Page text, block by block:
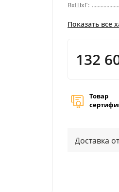
ВхШхГ:
Показать все
132
Товар
Доставка